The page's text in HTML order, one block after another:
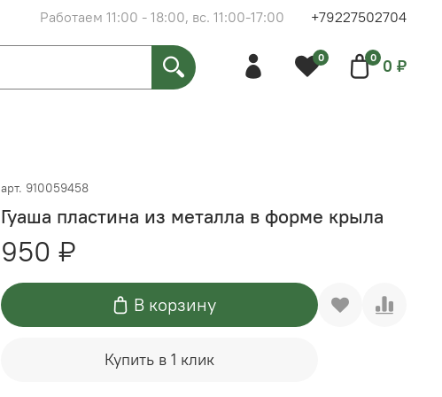
Работаем 11:00 - 18:00, вс. 11:00-17:00 +79227502704
0 0 0 ₽
арт. 910059458
Гуаша пластина из металла в форме крыла
950 ₽
В корзину
Купить в 1 клик